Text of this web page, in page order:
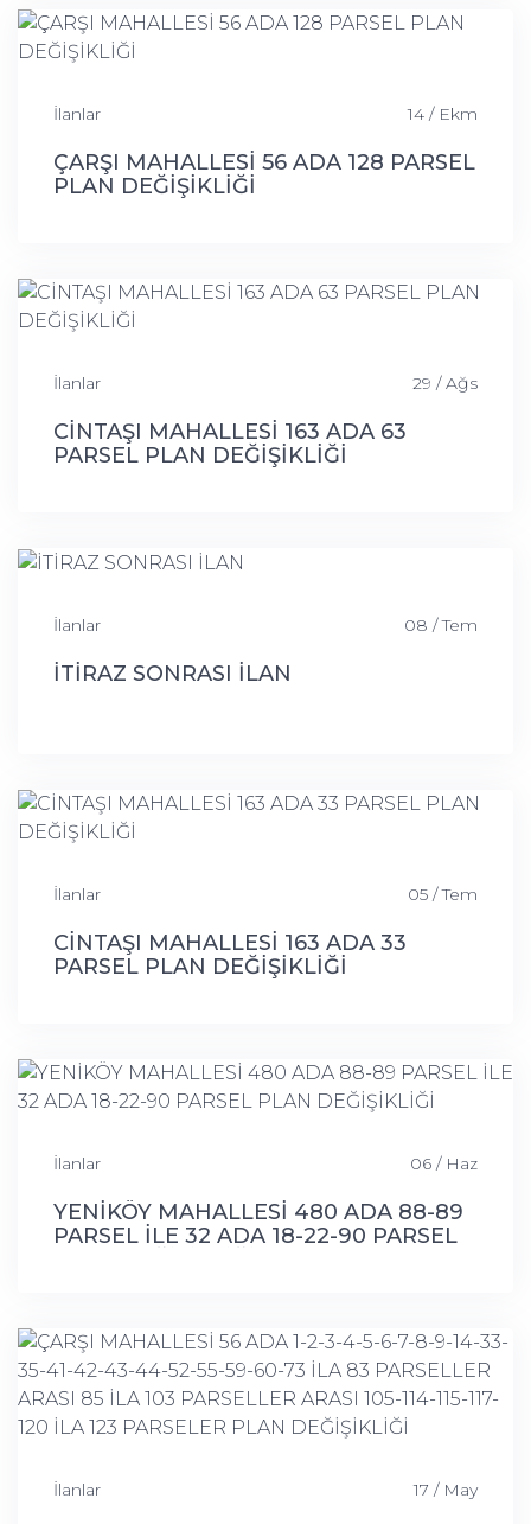
İlanlar 14 / Ekm
ÇARŞI MAHALLESİ 56 ADA 128 PARSEL
PLAN DEĞİŞİKLİĞİ
İlanlar 29 / Ağs
CİNTAŞI MAHALLESİ 163 ADA 63
PARSEL PLAN DEĞİŞİKLİĞİ
İlanlar 08 / Tem
İTİRAZ SONRASI İLAN
İlanlar 05 / Tem
CİNTAŞI MAHALLESİ 163 ADA 33
PARSEL PLAN DEĞİŞİKLİĞİ
İlanlar 06 / Haz
YENİKÖY MAHALLESİ 480 ADA 88-89
PARSEL İLE 32 ADA 18-22-90 PARSEL
İlanlar 17 / May